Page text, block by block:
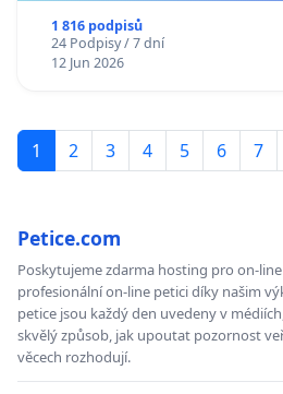
1 816 podpisů
24 Podpisy / 7 dní
12 Jun 2026
1 2 3 4 5 6 7
Petice.com
Poskytujeme zdarma hosting pro on-
profesionální on-line petici díky našim
petice jsou každý den uvedeny v
skvělý způsob, jak upoutat pozornost
věcech rozhodují.